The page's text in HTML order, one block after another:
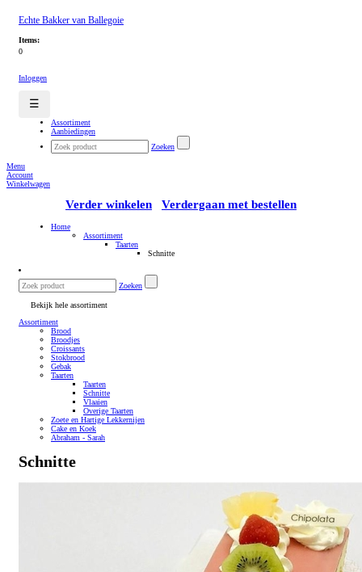
Echte Bakker van Ballegoie
Items:
0
Inloggen
☰
Assortiment
Aanbiedingen
Zoeken
Menu
Account
Winkelwagen
Verder winkelen Verdergaan met bestellen
Home
Assortiment
Taarten
Schnitte
Zoeken
Bekijk hele assortiment
Assortiment
Brood
Broodjes
Croissants
Stokbrood
Gebak
Taarten
Taarten
Schnitte
Vlaaien
Overige Taarten
Zoete en Hartige Lekkernijen
Cake en Koek
Abraham - Sarah
Schnitte